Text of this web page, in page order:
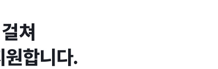
쳐
원합니다.